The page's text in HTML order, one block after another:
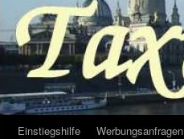
ZumEinstiegshilfe Werbungsanfragen